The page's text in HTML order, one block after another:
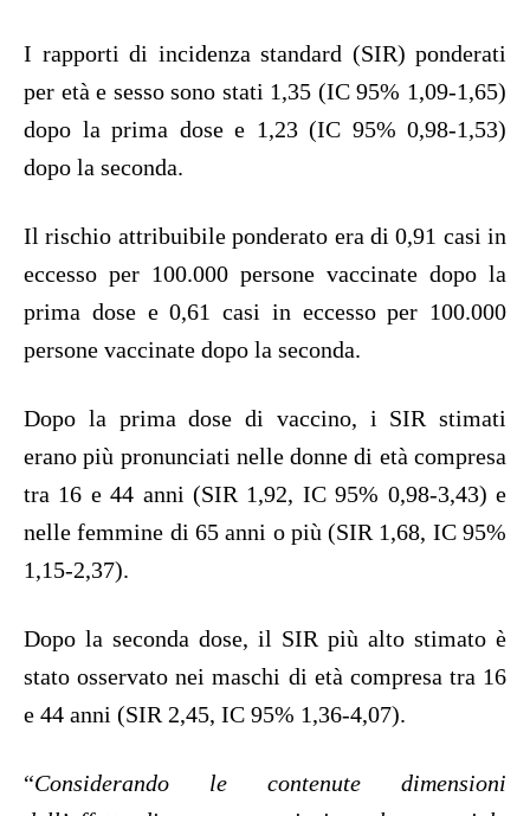
I rapporti di incidenza standard (SIR) ponderati
per età e sesso sono stati 1,35 (IC 95% 1,09-1,65)
dopo la prima dose e 1,23 (IC 95% 0,98-1,53)
dopo la seconda.
Il rischio attribuibile ponderato era di 0,91 casi in
eccesso per 100.000 persone vaccinate dopo la
prima dose e 0,61 casi in eccesso per 100.000
persone vaccinate dopo la seconda.
Dopo la prima dose di vaccino, i SIR stimati
erano più pronunciati nelle donne di età compresa
tra 16 e 44 anni (SIR 1,92, IC 95% 0,98-3,43) e
nelle femmine di 65 anni o più (SIR 1,68, IC 95%
1,15-2,37).
Dopo la seconda dose, il SIR più alto stimato è
stato osservato nei maschi di età compresa tra 16
e 44 anni (SIR 2,45, IC 95% 1,36-4,07).
“Considerando le contenute dimensioni